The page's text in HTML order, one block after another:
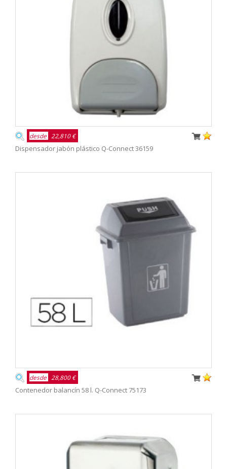
desde 22,810 €
Dispensador jabón plástico Q-Connect 36159
desde 28,800 €
Contenedor balancín 58 l. Q-Connect 75173